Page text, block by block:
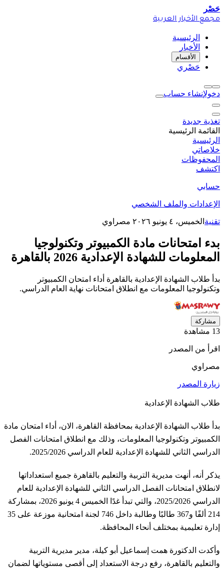
حَصْر
مجمع الأخبار العربية
الرئيسية
الأخبار
الأقسام
حَصْري
دخولإنشاء حساب
تغذية جديدة
القائمة الرئيسية
الرئيسية
خلاصاتي
المحفوظات
اكتشف
حسابي
الإعدادات والملف الشخصي
تقنية الخميس، ٤ يونيو ٢٠٢٦ مصراوي
بدء امتحانات مادة الكمبيوتر وتكنولوجيا
المعلومات للشهادة الإعدادية 2026 بالقاهرة
بدأ طلاب الشهادة الإعدادية بالقاهرة أداء امتحان الكمبيوتر
وتكنولوجيا المعلومات مع انطلاق امتحانات نهاية العام الدراسي.
مشاركة
13 مشاهدة
اقرأ من المصدر
مصراوي
زيارة المصدر
طلاب الشهادة الإعدادية
بدأ طلاب الشهادة الإعدادية بمحافظة القاهرة، الان، أداء امتحان مادة
الكمبيوتر وتكنولوجيا المعلومات، وذلك مع انطلاق امتحانات الفصل
الدراسي الثاني للشهادة الإعدادية للعام الدراسي 2025/2026.
يذكر أنه، أنهت مديرية التربية والتعليم بالقاهرة جميع استعداداتها
لانطلاق امتحانات الفصل الدراسي الثاني للشهادة الإعدادية للعام
الدراسي 2025/2026، والتي تبدأ غدًا الخميس 4 يونيو 2026، بمشاركة
214 ألفًا و367 طالبًا وطالبة داخل 746 لجنة امتحانية موزعة على 35
إدارة تعليمية بمختلف أنحاء المحافظة.
وأكدت الدكتورة همت إسماعيل أبو كيلة، مدير مديرية التربية
والتعليم بالقاهرة، رفع درجة الاستعداد إلى أقصى مستوياتها لضمان